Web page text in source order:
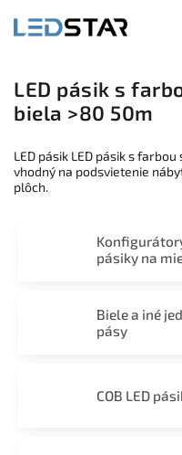
LED pásik s
biela >80 50m
LED pásik LED pásik s
vhodný na podsvietenie
plôch.
pásiky na
Biele a iné
pásy
COB LED